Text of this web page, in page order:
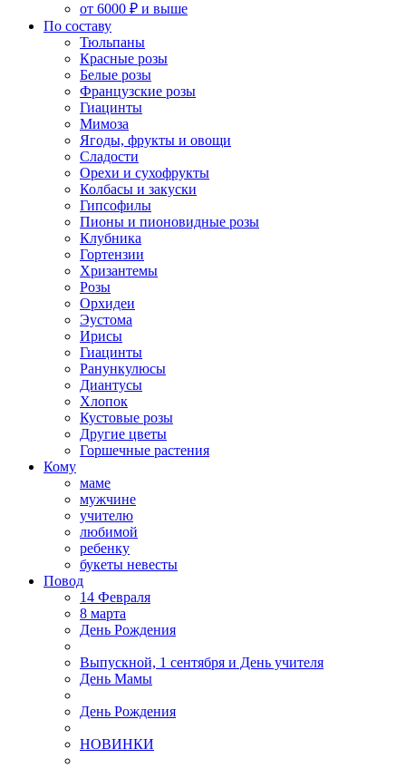
от 6000 ₽ и выше
По составу
Тюльпаны
Красные розы
Белые розы
Французские розы
Гиацинты
Мимоза
Ягоды, фрукты и овощи
Сладости
Орехи и сухофрукты
Колбасы и закуски
Гипсофилы
Пионы и пионовидные розы
Клубника
Гортензии
Хризантемы
Розы
Орхидеи
Эустома
Ирисы
Гиацинты
Ранункулюсы
Диантусы
Хлопок
Кустовые розы
Другие цветы
Горшечные растения
Кому
маме
мужчине
учителю
любимой
ребенку
букеты невесты
Повод
14 Февраля
8 марта
День Рождения
Выпускной, 1 сентября и День учителя
День Мамы
День Рождения
НОВИНКИ